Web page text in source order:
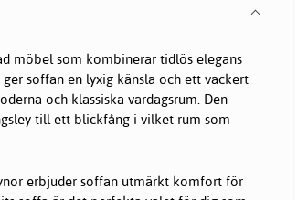
möbel som kombinerar tidlös elegans
soffan en lyxig känsla och ett vackert
och klassiska vardagsrum. Den
till ett blickfång i vilket rum som
erbjuder soffan utmärkt komfort för